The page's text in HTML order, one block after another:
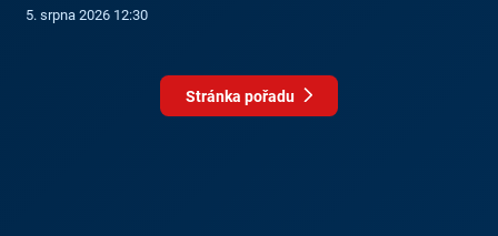
5. srpna 2026 12:30
Stránka pořadu